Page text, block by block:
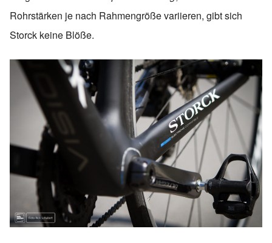
Rohrstärken je nach Rahmengröße variieren, gibt sich
Storck keine Blöße.